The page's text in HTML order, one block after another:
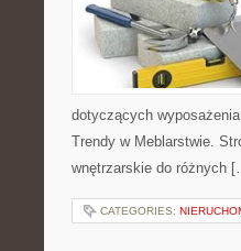
dotyczących
Trendy w Meblarstwie.
wnętrzarskie do różnych
CATEGORIES: